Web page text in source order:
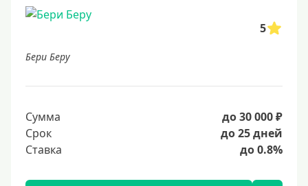
5
Бери Беру
Сумма
до 30 000 ₽
Срок
до 25 дней
Ставка
до 0.8%